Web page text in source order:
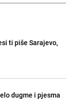
ti piše Sarajevo,
dugme i pjesma